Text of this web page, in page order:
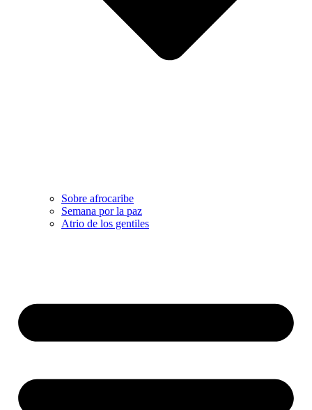
Sobre afrocaribe
Semana por la paz
Atrio de los gentiles